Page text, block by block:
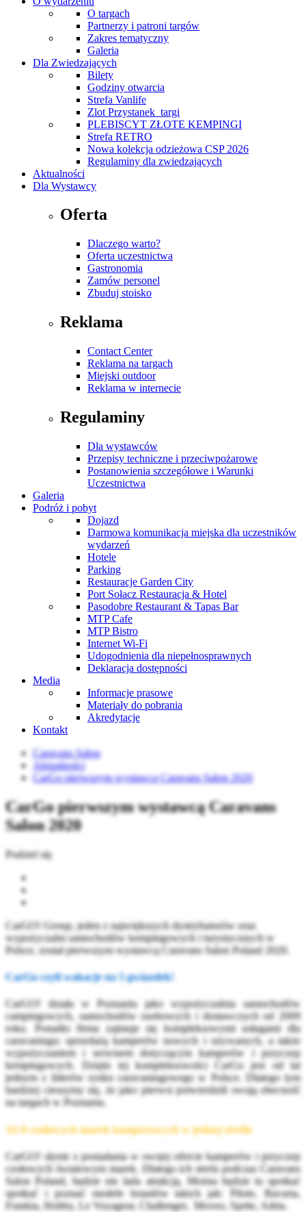
O targach
Partnerzy i patroni targów
Zakres tematyczny
Galeria
Dla Zwiedzających
Bilety
Godziny otwarcia
Strefa Vanlife
Zlot Przystanek_targi
PLEBISCYT ZŁOTE KEMPINGI
Strefa RETRO
Nowa kolekcja odzieżowa CSP 2026
Regulaminy dla zwiedzających
Aktualności
Dla Wystawcy
Oferta
Dlaczego warto?
Oferta uczestnictwa
Gastronomia
Zamów personel
Zbuduj stoisko
Reklama
Contact Center
Reklama na targach
Miejski outdoor
Reklama w internecie
Regulaminy
Dla wystawców
Przepisy techniczne i przeciwpożarowe
Postanowienia szczegółowe i Warunki
Uczestnictwa
Galeria
Podróż i pobyt
Dojazd
Darmowa komunikacja miejska dla uczestników
wydarzeń
Hotele
Parking
Restauracje Garden City
Port Sołacz Restauracja & Hotel
Pasodobre Restaurant & Tapas Bar
MTP Cafe
MTP Bistro
Internet Wi-Fi
Udogodnienia dla niepełnosprawnych
Deklaracja dostępności
Media
Informacje prasowe
Materiały do pobrania
Akredytacje
Kontakt
Caravans Salon
Aktualności
CarGo pierwszym wystawcą Caravans Salon 2020
CarGo pierwszym wystawcą Caravans
Salon 2020
Podziel się
CarGO! Group, jeden z największych dystrybutorów oraz
wypożyczalni samochodów kempingowych i turystycznych w
Polsce, został pierwszym wystawcą Caravans Salon Poland 2020.
CarGo czyli wakacje na 5 gwiazdek!
CarGO! działa w Poznaniu jako wypożyczalnia samochodów
campingowych, samochodów osobowych i dostawczych od 2009
roku. Ponadto firma zajmuje się kompleksowymi usługami dla
caravaningu: sprzedażą kamperów nowych i używanych, a także
wypożyczaniem i serwisem dotyczącym kamperów i przyczep
kempingowych. Dzięki tej kompleksowości CarGo jest od lat
jednym z liderów rynku caravaningowego w Polsce. Dlatego tym
bardziej cieszymy się, że jako pierwsi potwierdzili swoją obecność
na targach w Poznaniu.
Aż 8 czołowych marek kamperowych w jednej strefie
CarGO! słynie z posiadania w swojej ofercie kamperów i przyczep
czołowych światowym marek. Dlatego ich strefa podczas Caravans
Salon Poland, będzie nie lada atrakcją. Można będzie tu spotkać
spotkać i poznać modele brandów takich jak: Pilote, Bavaria,
Frankia, Hobby, Le Voyageur, Challenger, Moveo, Sprite, Adria.